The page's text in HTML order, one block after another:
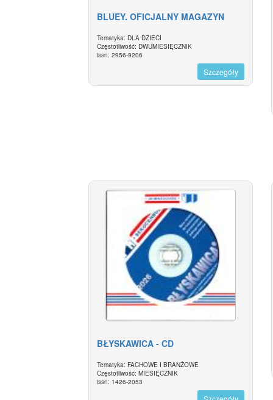
BLUEY. OFICJALNY MAGAZYN
Tematyka: DLA DZIECI
Częstotliwość: DWUMIESIĘCZNIK
issn: 2956-9206
Szczegóły
BŁYSKAWICA - CD
Tematyka: FACHOWE I BRANŻOWE
Częstotliwość: MIESIĘCZNIK
issn: 1426-2053